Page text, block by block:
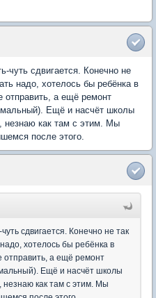
чуть сдвигается. Конечно не
надо, хотелось бы ребёнка в
отправить, а ещё ремонт
Ещё и насчёт школы
незнаю как там с этим. Мы
после этого.
сдвигается. Конечно не так
хотелось бы ребёнка в
отправить, а ещё ремонт
Ещё и насчёт школы
незнаю как там с этим. Мы